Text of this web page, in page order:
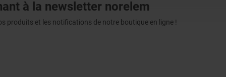
à la newsletter norelem
produits et les notifications de notre boutique en ligne !